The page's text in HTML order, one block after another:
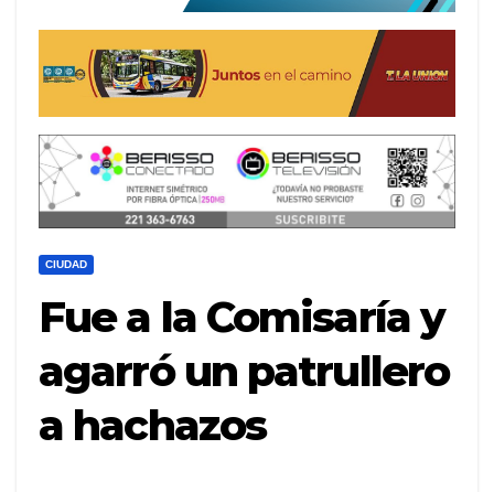
CIUDAD
Fue a la Comisaría y
agarró un patrullero
a hachazos